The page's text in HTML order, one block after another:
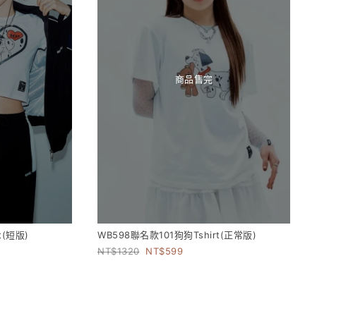
短版)
商品售完
WB598聯名款101狗狗Tshirt(正常版)
1320
599